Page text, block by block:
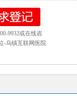
9932或在线咨
-乌镇互联网医院